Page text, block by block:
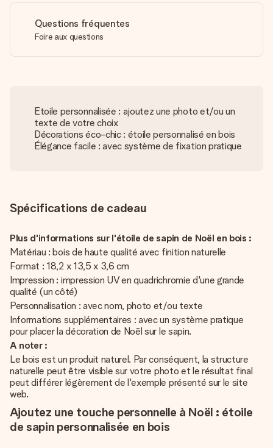
Questions fréquentes
Foire aux questions
Etoile personnalisée : ajoutez une photo et/ou un
texte de votre choix
Décorations éco-chic : étoile personnalisé en bois
Élégance facile : avec système de fixation pratique
Spécifications de cadeau
Plus d'informations sur l'étoile de sapin de Noël en bois :
Matériau : bois de haute qualité avec finition naturelle
Format : 18,2 x 13,5 x 3,6 cm
Impression : impression UV en quadrichromie d'une grande
qualité (un côté)
Personnalisation : avec nom, photo et/ou texte
Informations supplémentaires : avec un système pratique
pour placer la décoration de Noël sur le sapin.
A noter :
Le bois est un produit naturel. Par conséquent, la structure
naturelle peut être visible sur votre photo et le résultat final
peut différer légèrement de l'exemple présenté sur le site
web.
Ajoutez une touche personnelle à Noël : étoile
de sapin personnalisée en bois